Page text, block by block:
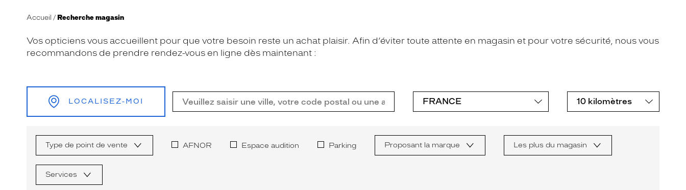
Accueil Recherche magasin
Vos opticiens vous accueillent pour que votre besoin reste un achat plaisir. Afin d’éviter toute attente en magasin et pour votre sécurité, nous vous
recommandons de prendre rendez-vous en ligne dès maintenant :
LOCALISEZ-MOI
Type de point de vente AFNOR Espace audition Parking Proposant la marque Les plus du magasin
Services